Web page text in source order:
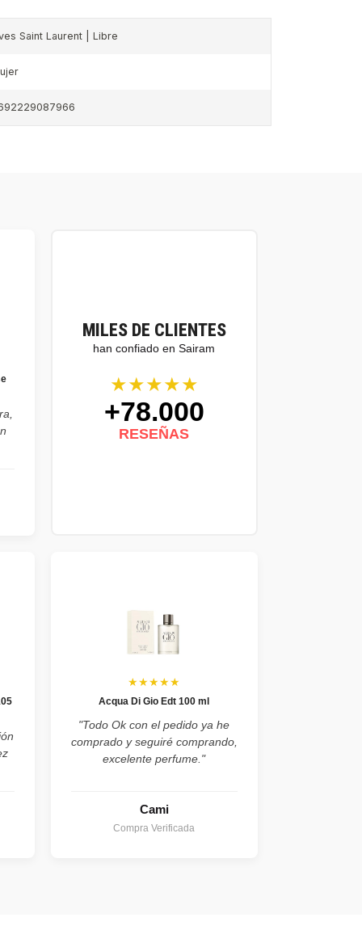
Saint Laurent | Libre
MILES DE CLIENTES
han confiado en Sairam
★★★★★
+78.000
RESEÑAS
★★★★★
Acqua Di Gio Edt 100 ml
"Todo Ok con el pedido ya he
comprado y seguiré comprando,
excelente perfume."
Cami
Compra Verificada